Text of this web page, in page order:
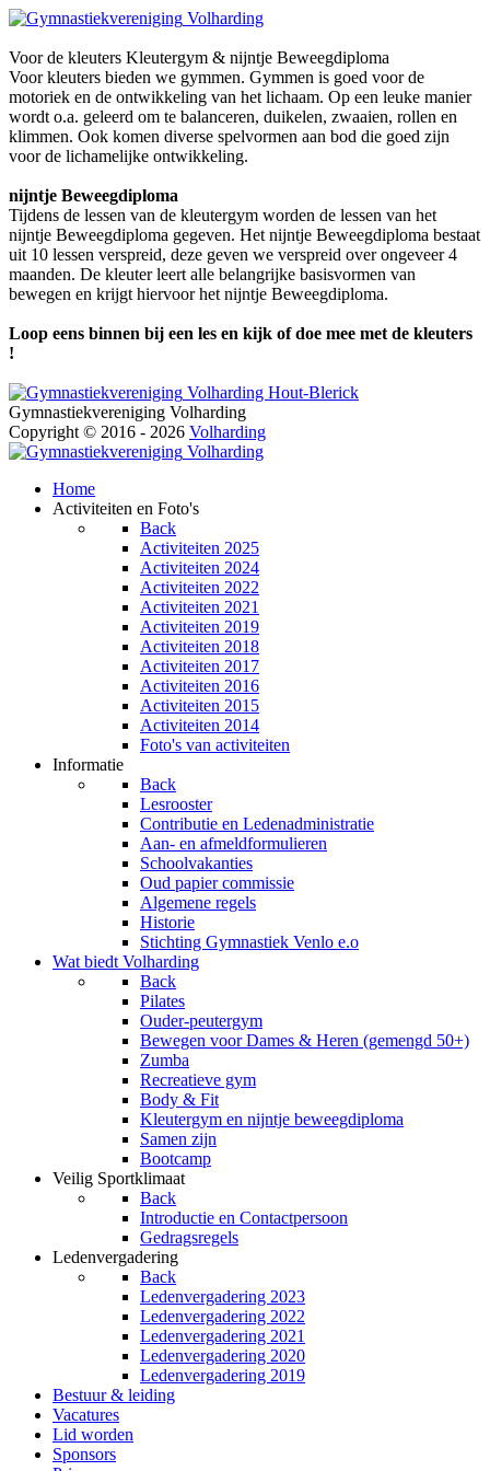
Volharding
Voor de kleuters Kleutergym & nijntje Beweegdiploma
Voor kleuters bieden we gymmen. Gymmen is goed voor de
motoriek en de ontwikkeling van het lichaam. Op een leuke manier
wordt o.a. geleerd om te balanceren, duikelen, zwaaien, rollen en
klimmen. Ook komen diverse spelvormen aan bod die goed zijn
voor de lichamelijke ontwikkeling.
nijntje Beweegdiploma
Tijdens de lessen van de kleutergym worden de lessen van het
nijntje Beweegdiploma gegeven. Het nijntje Beweegdiploma bestaat
uit 10 lessen verspreid, deze geven we verspreid over ongeveer 4
maanden. De kleuter leert alle belangrijke basisvormen van
bewegen en krijgt hiervoor het nijntje Beweegdiploma.
Loop eens binnen bij een les en kijk of doe mee met de kleuters
!
Volharding Hout-Blerick
Gymnastiekvereniging Volharding
Copyright © 2016 - 2026 Volharding
Volharding
Home
Activiteiten en Foto's
Back
Activiteiten 2025
Activiteiten 2024
Activiteiten 2022
Activiteiten 2021
Activiteiten 2019
Activiteiten 2018
Activiteiten 2017
Activiteiten 2016
Activiteiten 2015
Activiteiten 2014
Foto's van activiteiten
Informatie
Back
Lesrooster
Contributie en Ledenadministratie
Aan- en afmeldformulieren
Schoolvakanties
Oud papier commissie
Algemene regels
Historie
Stichting Gymnastiek Venlo e.o
Wat biedt Volharding
Back
Pilates
Ouder-peutergym
Bewegen voor Dames & Heren (gemengd 50+)
Zumba
Recreatieve gym
Body & Fit
Kleutergym en nijntje beweegdiploma
Samen zijn
Bootcamp
Veilig Sportklimaat
Back
Introductie en Contactpersoon
Gedragsregels
Ledenvergadering
Back
Ledenvergadering 2023
Ledenvergadering 2022
Ledenvergadering 2021
Ledenvergadering 2020
Ledenvergadering 2019
Bestuur & leiding
Vacatures
Lid worden
Sponsors